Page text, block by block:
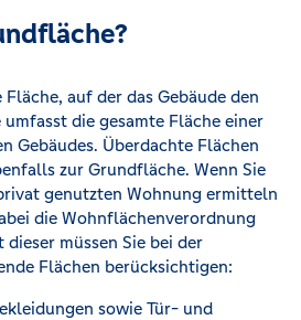
auf der das Gebäude den
die gesamte Fläche einer
Gebäudes. Überdachte Flächen
zur Grundfläche. Wenn Sie
genutzten Wohnung ermitteln
die Wohnflächenverordnung
dieser müssen Sie bei der
Flächen berücksichtigen:
sowie Tür- und